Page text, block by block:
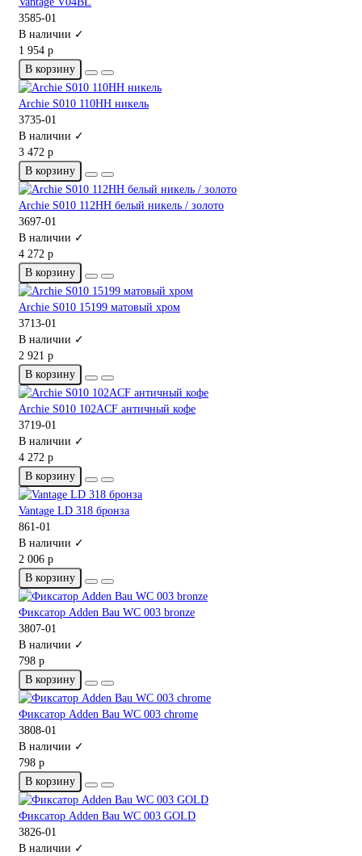
3585-01
В наличии ✓
1 954 р
В корзину
Archie S010 110HH никель
3735-01
В наличии ✓
3 472 р
В корзину
Archie S010 112HH белый никель / золото
3697-01
В наличии ✓
4 272 р
В корзину
Archie S010 15199 матовый хром
3713-01
В наличии ✓
2 921 р
В корзину
Archie S010 102ACF античный кофе
3719-01
В наличии ✓
4 272 р
В корзину
Vantage LD 318 бронза
861-01
В наличии ✓
2 006 р
В корзину
Фиксатор Adden Bau WC 003 bronze
3807-01
В наличии ✓
798 р
В корзину
Фиксатор Adden Bau WC 003 chrome
3808-01
В наличии ✓
798 р
В корзину
Фиксатор Adden Bau WC 003 GOLD
3826-01
В наличии ✓